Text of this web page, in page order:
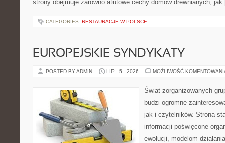
strony obejmuje zarówno atutowe cechy domów drewnianych,
CATEGORIES: RESTAURACJE W POLSCE
EUROPEJSKIE SYNDYKATY
POSTED BY ADMIN LIP - 5 - 2026 MOŻLIWOŚĆ
Świat zorganizowanych
budzi ogromne
jak i czytelników. Strona
informacji poświęcone
ewolucji, modelom